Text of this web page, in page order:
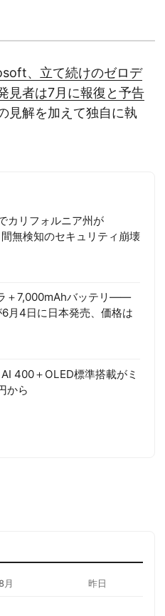
、立て続けのゼロデ
見者は7月に報復と予告
見解を加えて独自に執
カリフォルニア州が
検知のセキュリティ崩壊
＋7,000mAhバッテリ——
月4日に日本発売、価格は
400＋OLED標準搭載がミ
から
月 昨日